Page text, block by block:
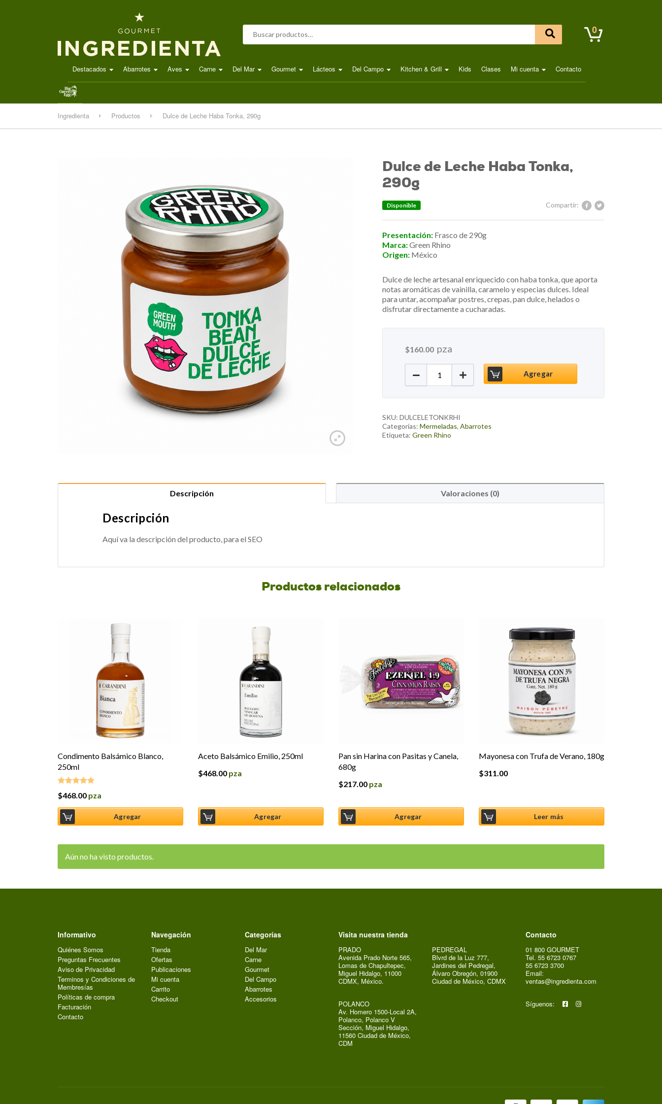
Buscar por: 0
Destacados Abarrotes Aves Carne Del Mar Gourmet Lácteos Del Campo Kitchen & Grill Kids Clases Mi cuenta Contacto
.
Ingredienta Productos Dulce de Leche Haba Tonka, 290g
Dulce de Leche Haba Tonka,
290g
Compartir:
Disponible
Presentación: Frasco de 290g
Marca:Green Rhino
Origen: México
Dulce de leche artesanal enriquecido con haba tonka, que aporta
notas aromáticas de vainilla, caramelo y especias dulces. Ideal
para untar, acompañar postres, crepas, pan dulce, helados o
disfrutar directamente a cucharadas.
$160.00 pza
Dulce de Leche Haba Tonka, 290g cantidad
Agregar
SKU:DULCELETONKRHI
Categorías:Mermeladas,Abarrotes
Etiqueta:Green Rhino
Descripción Valoraciones (0)
Descripción
Aquí va la descripción del producto, para el SEO
Productos relacionados
Condimento Balsámico Blanco,
250ml
Valorado en
$468.00 pza
Agregar
Aceto Balsámico Emilio, 250ml
$468.00 pza
Agregar
Pan sin Harina con Pasitas y Canela,
680g
$217.00 pza
Agregar
Mayonesa con Trufa de Verano, 180g
$311.00
Leer más
Aún no ha visto productos.
Informativo
Quiénes Somos
Preguntas Frecuentes
Aviso de Privacidad
Terminos y Condiciones de
Membresías
Políticas de compra
Facturación
Contacto
Navegación
Tienda
Ofertas
Publicaciones
Mi cuenta
Carrito
Checkout
Categorías
Del Mar
Carne
Gourmet
Del Campo
Abarrotes
Accesorios
Visita nuestra tienda
PRADO
Avenida Prado Norte 565,
Lomas de Chapultepec,
Miguel Hidalgo, 11000
CDMX, México.
POLANCO
Av. Homero 1500-Local 2A,
Polanco, Polanco V
Sección, Miguel Hidalgo,
11560 Ciudad de México,
CDM
PEDREGAL
Blvrd de la Luz 777,
Jardines del Pedregal,
Álvaro Obregón, 01900
Ciudad de México, CDMX
Contacto
01 800 GOURMET
Tel. 55 6723 0767
55 6723 3700
Email:
ventas@ingredienta.com
Síguenos: